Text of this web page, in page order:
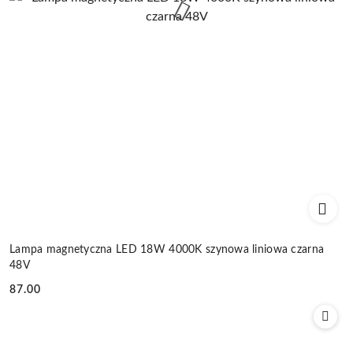
Lampa magnetyczna LED 18W 4000K szynowa liniowa czarna
48V
87.00